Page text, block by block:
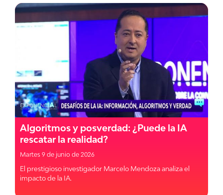
Algoritmos y posverdad: ¿Puede la IA
rescatar la realidad?
Martes 9 de junio de 2026
El prestigioso investigador Marcelo Mendoza analiza el
impacto de la IA.